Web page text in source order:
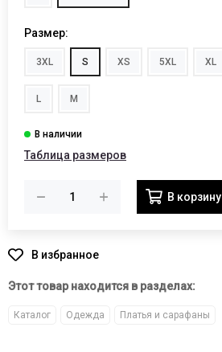
Размер:
3XL S XS 5XL XL
L M
Таблица размеров
В корзину
Этот товар находится в разделах:
Каталог Одежда Платья и сарафаны